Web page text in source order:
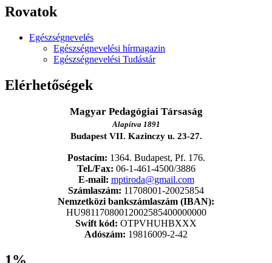
Rovatok
Egészségnevelés
Egészségnevelési hírmagazin
Egészségnevelési Tudástár
Elérhetőségek
Magyar Pedagógiai Társaság
Alapítva 1891
Budapest VII. Kazinczy u. 23-27.
Postacím: 1364. Budapest, Pf. 176.
Tel./Fax: 06-1-461-4500/3886
E-mail: mptiroda@gmail.com
Számlaszám: 11708001-20025854
Nemzetközi bankszámlaszám (IBAN):
HU98117080012002585400000000
Swift kód: OTPVHUHBXXX
Adószám: 19816009-2-42
1%